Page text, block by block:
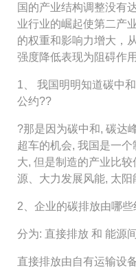
国的产业结构调整没有
业行业的崛起使第二产
的权重和影响力增大，
强度降低表现为阻碍作用
1、 我国明明知道碳中
公约??
?那是因为碳中和, 碳达
超车的机会, 我国是一
大, 但是制造的产业比
源、大力发展风能, 太阳
2、企业的碳排放由哪些
分为: 直接排放 和 能源
直接排放由自有运输设